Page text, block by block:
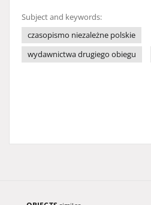
Subject and keywords:
czasopismo niezależne polskie
wydawnictwa drugiego obiegu